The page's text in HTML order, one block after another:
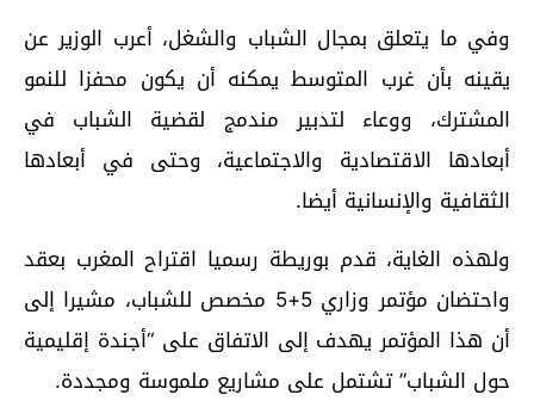
وفي ما يتعلق بمجال الشباب والشغل، أعرب الوزير عن
يقينه بأن غرب المتوسط يمكنه أن يكون محفزا للنمو
المشترك، ووعاء لتدبير مندمج لقضية الشباب في
أبعادها الاقتصادية والاجتماعية، وحتى في أبعادها
الثقافية والإنسانية أيضا.
ولهذه الغاية، قدم بوريطة رسميا اقتراح المغرب بعقد
واحتضان مؤتمر وزاري 5+5 مخصص للشباب، مشيرا إلى
أن هذا المؤتمر يهدف إلى الاتفاق على “أجندة إقليمية
حول الشباب” تشتمل على مشاريع ملموسة ومجددة.